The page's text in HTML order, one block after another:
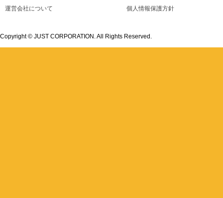
運営会社について 個人情報保護方針
Copyright © JUST CORPORATION. All Rights Reserved.